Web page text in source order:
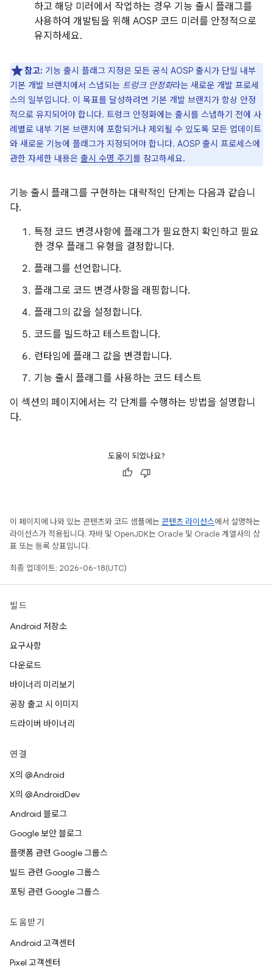
하고 해당 미러에서 작업하는 경우 기능 출시 플래그를
사용하여 개발팀을 위해 AOSP 코드 미러를 안정적으로
유지하세요.
참고: 기능 출시 플래그 지정은 모든 공식 AOSP 출시가 단일 내부
기본 개발 브랜치에서 스냅되는 트렁크 안정화라는 새로운 개발 프로세
스의 일부입니다. 이 목표를 달성하려면 기본 개발 브랜치가 항상 안정
적으로 유지되어야 합니다. 트렁크 안정화에는 출시를 스냅하기 전에 사
례별로 내부 기본 브랜치에 포함되거나 제외될 수 있도록 모든 업데이트
와 새로운 기능에 플래그가 지정되어야 합니다. AOSP 출시 프로세스에
관한 자세한 내용은 출시 수명 주기를 참고하세요.
기능 출시 플래그를 구현하는 대략적인 단계는 다음과 같습니
다.
특정 코드 변경사항에 플래그가 필요한지 확인하고 필요
한 경우 플래그 유형을 결정합니다.
플래그를 선언합니다.
플래그로 코드 변경사항을 래핑합니다.
플래그의 값을 설정합니다.
코드를 빌드하고 테스트합니다.
런타임에 플래그 값을 변경합니다.
기능 출시 플래그를 사용하는 코드 테스트
이 섹션의 페이지에서는 각 단계를 수행하는 방법을 설명합니
다.
도움이 되었나요?
이 페이지에 나와 있는 콘텐츠와 코드 샘플에는 콘텐츠 라이선스에서 설명하는
라이선스가 적용됩니다. 자바 및 OpenJDK는 Oracle 및 Oracle 계열사의 상
표 또는 등록 상표입니다.
최종 업데이트: 2026-06-18(UTC)
빌드
Android 저장소
요구사항
다운로드
바이너리 미리보기
공장 출고 시 이미지
드라이버 바이너리
연결
X의 @Android
X의 @AndroidDev
Android 블로그
Google 보안 블로그
플랫폼 관련 Google 그룹스
빌드 관련 Google 그룹스
포팅 관련 Google 그룹스
도움받기
Android 고객센터
Pixel 고객센터